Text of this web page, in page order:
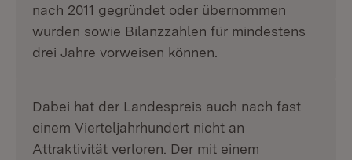
nach 2011 gegründet oder übernommen
wurden sowie Bilanzzahlen für mindestens
drei Jahre vorweisen können.
Dabei hat der Landespreis auch nach fast
einem Vierteljahrhundert nicht an
Attraktivität verloren. Der mit einem